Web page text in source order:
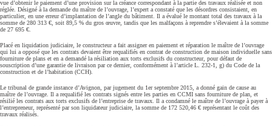
vue d’obtenir le paiement d’une provision sur la créance correspondant à la partie des travaux réalisée et non
réglée. Désigné à la demande du maître de l’ouvrage, l’expert a constaté que les désordres consistaient, en
particulier, en une erreur d’implantation de l’angle du bâtiment. Il a évalué le montant total des travaux à la
somme de 280 313 €, soit 89,5 % du gros œuvre, tandis que les malfaçons à reprendre s’élevaient à la somme
de 27 695 €.
Placé en liquidation judiciaire, le constructeur a fait assigner en paiement et réparation le maître de l’ouvrage
qui lui a opposé que les contrats devaient être requalifiés en contrat de construction de maison individuelle sans
fourniture de plans et en a demandé la résiliation aux torts exclusifs du constructeur, pour défaut de
souscription d’une garantie de livraison par ce dernier, conformément à l’article L. 232-1, g) du Code de la
construction et de l’habitation (CCH).
Le tribunal de grande instance d’Avignon, par jugement du 1er septembre 2015, a donné gain de cause au
maître de l’ouvrage. Il a requalifié les contrats signés entre les parties en CCMI sans fourniture de plan, et
résilié les contrats aux torts exclusifs de l’entreprise de travaux. Il a condamné le maître de l’ouvrage à payer à
l’entrepreneur, représenté par son liquidateur judiciaire, la somme de 172 520,46 € représentant le coût des
travaux réalisés.